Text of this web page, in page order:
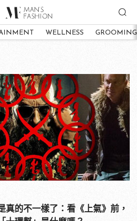
WELLNESS GROOMING
真的不一樣了：看《上氣》前，